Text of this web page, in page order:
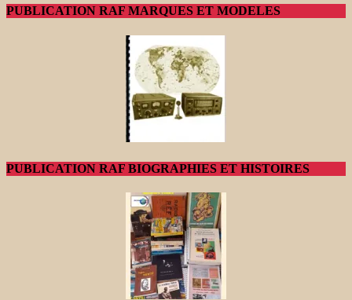
PUBLICATION RAF MARQUES ET MODELES
PUBLICATION RAF BIOGRAPHIES ET HISTOIRES